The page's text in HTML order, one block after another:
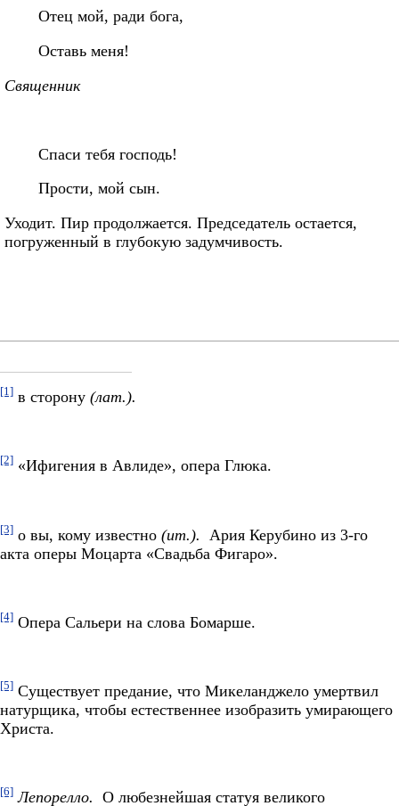
Отец мой, ради бога,
Оставь меня!
Священник
Спаси тебя господь!
Прости, мой сын.
Уходит. Пир продолжается. Председатель остается,
погруженный в глубокую задумчивость.
[1] в сторону (лат.).
[2] «Ифигения в Авлиде», опера Глюка.
[3] о вы, кому известно (ит.).
Ария Керубино из 3-го
акта оперы Моцарта «Свадьба Фигаро».
[4] Опера Сальери на слова Бомарше.
[5] Существует предание, что Микеланджело умертвил
натурщика, чтобы естественнее изобразить умирающего
Христа.
[6] Лепорелло. О любезнейшая статуя великого